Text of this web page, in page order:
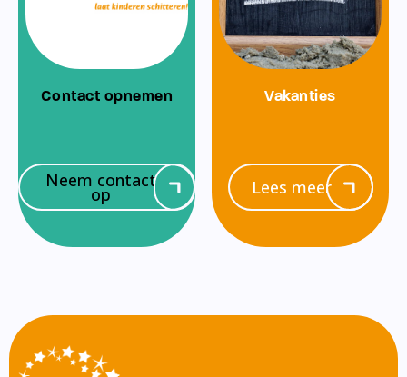
Contact opnemen
Neem contact
op
Vakanties
Lees meer